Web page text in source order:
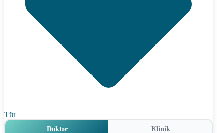
Tür
Doktor Klinik